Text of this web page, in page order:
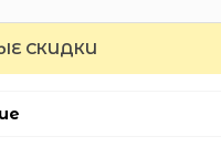
СКИДКИ